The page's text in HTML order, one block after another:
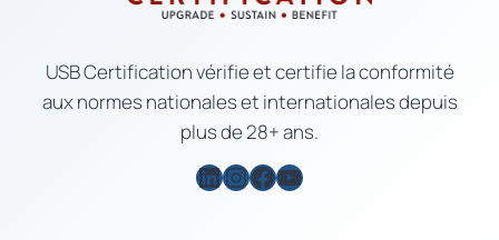
USB Certification vérifie et certifie la conformité
aux normes nationales et internationales depuis
plus de 28+ ans.
LinkedIn
Instagram
Facebook
YouTube